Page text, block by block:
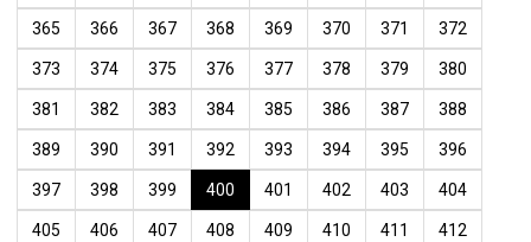
365 366 367 368 369 370 371 372
373 374 375 376 377 378 379 380
381 382 383 384 385 386 387 388
389 390 391 392 393 394 395 396
397 398 399 400 401 402 403 404
405 406 407 408 409 410 411 412